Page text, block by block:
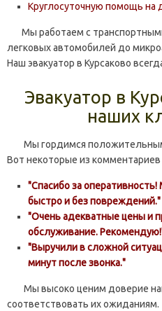
Круглосуточную помощь на
Мы работаем с
легковых автомобилей до
Наш эвакуатор в Курсаково
Эвакуатор в
наших
Мы гордимся
Вот некоторые из комментариев
"Спасибо за
быстро и без повреждений."
"Очень адекватные цены и
обслуживание.
"Выручили в сложной
минут после звонка."
Мы высоко ценим доверие
соответствовать их ожиданиям.